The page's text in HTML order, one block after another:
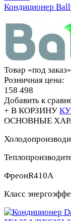
Кондиционер
Товар «под заказ»
Розничная цена:
158 498
Добавить к
+ В КОРЗИНУ
ОСНОВНЫЕ
ФреонR410A
Класс